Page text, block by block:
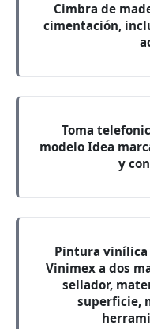
Cimbra de
cimentación,
Toma
modelo Idea
y
Pintura vinílica
Vinimex a dos
sellador,
superficie,